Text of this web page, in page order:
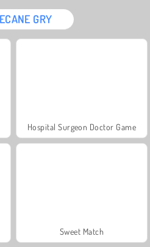
GRY
Hospital Surgeon Doctor Game
Sweet Match